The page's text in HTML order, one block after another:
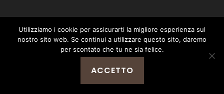
Musica
Cinema e Serie TV
Style&Culture
Enlaces útiles
Utilizziamo i cookie per assicurarti la migliore esperienza sul
nostro sito web. Se continui a utilizzare questo sito, daremo
per scontato che tu ne sia felice.
ACCETTO